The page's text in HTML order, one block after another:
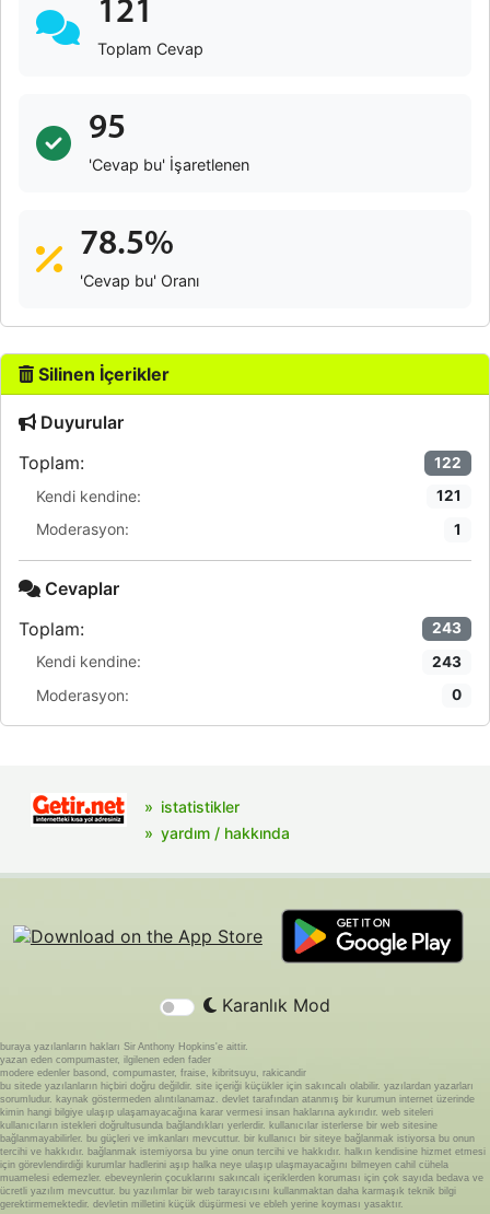
121
Toplam Cevap
95
'Cevap bu' İşaretlenen
78.5%
'Cevap bu' Oranı
Silinen İçerikler
Duyurular
Toplam:
122
Kendi kendine: 121
Moderasyon: 1
Cevaplar
Toplam:
243
Kendi kendine: 243
Moderasyon: 0
istatistikler
yardım / hakkında
Karanlık Mod
buraya yazılanların hakları Sir Anthony Hopkins'e aittir.
yazan eden compumaster, ilgilenen eden fader
modere edenler basond, compumaster, fraise, kibritsuyu, rakicandir
bu sitede yazılanların hiçbiri doğru değildir. site içeriği küçükler için sakıncalı olabilir. yazılardan yazarları
sorumludur. kaynak göstermeden alıntılanamaz. devlet tarafından atanmış bir kurumun internet üzerinde
kimin hangi bilgiye ulaşıp ulaşamayacağına karar vermesi insan haklarına aykırıdır. web siteleri
kullanıcıların istekleri doğrultusunda bağlandıkları yerlerdir. kullanıcılar isterlerse bir web sitesine
bağlanmayabilirler. bu güçleri ve imkanları mevcuttur. bir kullanıcı bir siteye bağlanmak istiyorsa bu onun
tercihi ve hakkıdır. bağlanmak istemiyorsa bu yine onun tercihi ve hakkıdır. halkın kendisine hizmet etmesi
için görevlendirdiği kurumlar hadlerini aşıp halka neye ulaşıp ulaşmayacağını bilmeyen cahil cühela
muamelesi edemezler. ebeveynlerin çocuklarını sakıncalı içeriklerden koruması için çok sayıda bedava ve
ücretli yazılım mevcuttur. bu yazılımlar bir web tarayıcısını kullanmaktan daha karmaşık teknik bilgi
gerektirmemektedir. devletin milletini küçük düşürmesi ve ebleh yerine koyması yasaktır.